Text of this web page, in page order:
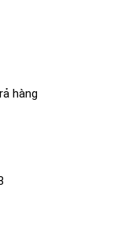
hàng